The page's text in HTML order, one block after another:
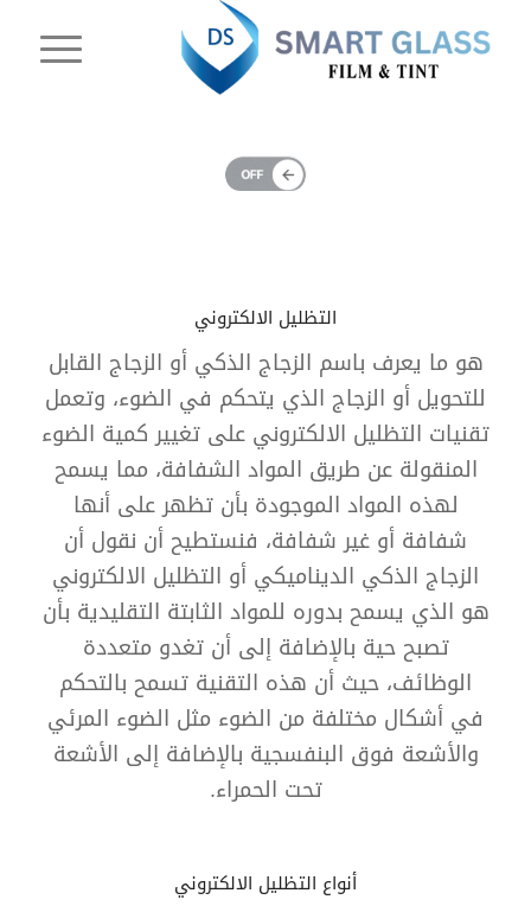
التظليل الالكتروني
هو ما يعرف باسم الزجاج الذكي أو الزجاج القابل
للتحويل أو الزجاج الذي يتحكم في الضوء، وتعمل
تقنيات التظليل الالكتروني على تغيير كمية الضوء
المنقولة عن طريق المواد الشفافة، مما يسمح
لهذه المواد الموجودة بأن تظهر على أنها
شفافة أو غير شفافة، فنستطيح أن نقول أن
الزجاج الذكي الديناميكي أو التظليل الالكتروني
هو الذي يسمح بدوره للمواد الثابتة التقليدية بأن
تصبح حية بالإضافة إلى أن تغدو متعددة
الوظائف، حيث أن هذه التقنية تسمح بالتحكم
في أشكال مختلفة من الضوء مثل الضوء المرئي
والأشعة فوق البنفسجية بالإضافة إلى الأشعة
تحت الحمراء.
أنواع التظليل الالكتروني